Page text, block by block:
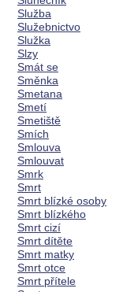
Služba
Služebnictvo
Služka
Slzy
Smát se
Směnka
Smetana
Smetí
Smetiště
Smích
Smlouva
Smlouvat
Smrk
Smrt
Smrt blízké osoby
Smrt blízkého
Smrt cizí
Smrt dítěte
Smrt matky
Smrt otce
Smrt přítele